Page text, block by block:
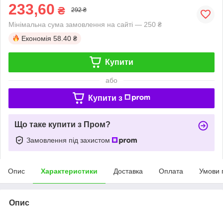
233,60 ₴ 292 ₴
Мінімальна сума замовлення на сайті — 250 ₴
Економія 58.40 ₴
Купити
або
Купити з
Що таке купити з Пром?
Замовлення під захистом
Опис Характеристики Доставка Оплата Умови
Опис